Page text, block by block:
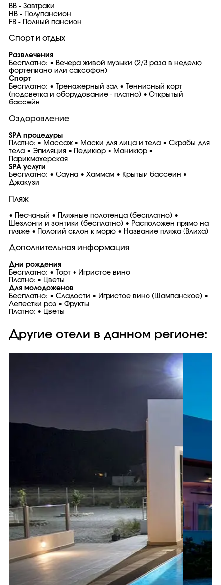
BB - Завтраки
HB - Полупансион
FB - Полный пансион
Спорт и отдых
Развлечения
Бесплатно: • Вечера живой музыки (2/3 раза в неделю
фортепиано или саксофон)
Спорт
Бесплатно: • Тренажерный зал • Теннисный корт
(подсветка и оборудование - платно) • Открытый
бассейн
Оздоровление
SPA процедуры
Платно: • Массаж • Маски для лица и тела • Скрабы для
тела • Эпиляция • Педикюр • Маникюр •
Парикмахерская
SPA услуги
Бесплатно: • Сауна • Хаммам • Крытый бассейн •
Джакузи
Пляж
• Песчаный • Пляжные полотенца (бесплатно) •
Шезлонги и зонтики (бесплатно) • Расположен прямо на
пляже • Пологий склон к морю • Название пляжа (Влиха)
Дополнительная информация
Дни рождения
Бесплатно: • Торт • Игристое вино
Платно: • Цветы
Для молодоженов
Бесплатно: • Сладости • Игристое вино (Шампанское) •
Лепестки роз • Фрукты
Платно: • Цветы
Другие отели в данном регионе: